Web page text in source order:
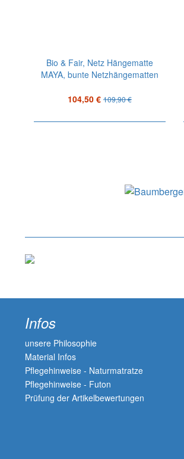
Bio & Fair, Netz Hängematte
MAYA, bunte Netzhängematten
104,50 € 109,90 €
Infos
unsere Philosophie
Material Infos
Pflegehinweise - Naturmatratze
Pflegehinweise - Futon
Prüfung der Artikelbewertungen